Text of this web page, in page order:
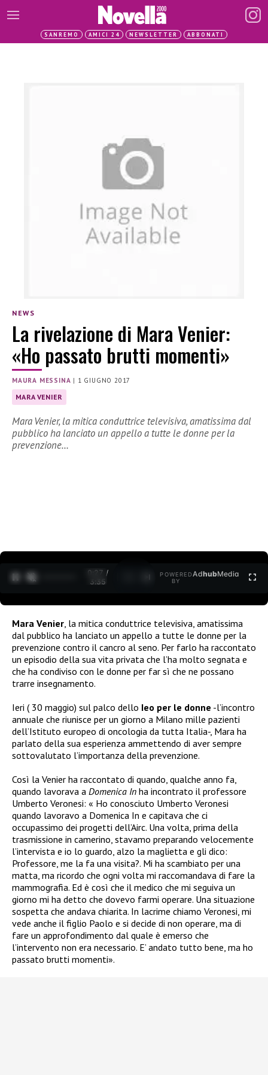
SANREMO AMICI 24 NEWSLETTER ABBONATI
NEWS
La rivelazione di Mara Venier:
«Ho passato brutti momenti»
MAURA MESSINA | 1 GIUGNO 2017
MARA VENIER
Mara Venier, la mitica conduttrice televisiva, amatissima dal
pubblico ha lanciato un appello a tutte le donne per la
prevenzione…
0:27 /
3:35
POWERED
BY
AdhubMedia
Mara Venier , la mitica conduttrice televisiva, amatissima
dal pubblico ha lanciato un appello a tutte le donne per la
prevenzione contro il cancro al seno. Per farlo ha raccontato
un episodio della sua vita privata che l’ha molto segnata e
che ha condiviso con le donne per far sì che ne possano
trarre insegnamento.
Ieri ( 30 maggio) sul palco dello Ieo per le donne -l’incontro
annuale che riunisce per un giorno a Milano mille pazienti
dell’Istituto europeo di oncologia da tutta Italia-, Mara ha
parlato della sua esperienza ammettendo di aver sempre
sottovalutato l’importanza della prevenzione.
Così la Venier ha raccontato di quando, qualche anno fa,
quando lavorava a Domenica In ha incontrato il professore
Umberto Veronesi: « Ho conosciuto Umberto Veronesi
quando lavoravo a Domenica In e capitava che ci
occupassimo dei progetti dell’Airc. Una volta, prima della
trasmissione in camerino, stavamo preparando velocemente
l’intervista e io lo guardo, alzo la maglietta e gli dico:
Professore, me la fa una visita?. Mi ha scambiato per una
matta, ma ricordo che ogni volta mi raccomandava di fare la
mammografia. Ed è così che il medico che mi seguiva un
giorno mi ha detto che dovevo farmi operare. Una situazione
sospetta che andava chiarita. In lacrime chiamo Veronesi, mi
vede anche il figlio Paolo e si decide di non operare, ma di
fare un approfondimento dal quale è emerso che
l’intervento non era necessario. E’ andato tutto bene, ma ho
passato brutti momenti».